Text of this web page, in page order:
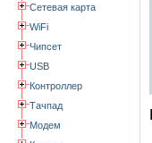
Сетевая карта
WiFi
Чипсет
USB
Контроллер
Тачпад
Модем